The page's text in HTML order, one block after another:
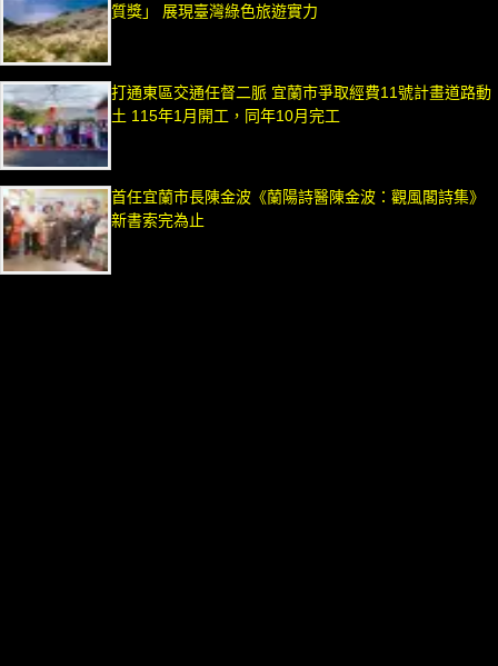
質獎」 展現臺灣綠色旅遊實力
打通東區交通任督二脈 宜蘭市爭取經費11號計畫道路動
土 115年1月開工，同年10月完工
首任宜蘭市長陳金波《蘭陽詩醫陳金波：觀風閣詩集》
新書索完為止